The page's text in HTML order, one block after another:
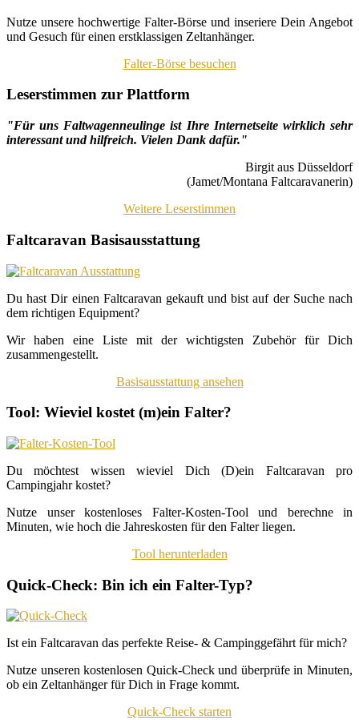
Nutze unsere hochwertige Falter-Börse und inseriere Dein Angebot
und Gesuch für einen erstklassigen Zeltanhänger.
Falter-Börse besuchen
Leserstimmen zur Plattform
"Für uns Faltwagenneulinge ist Ihre Internetseite wirklich sehr
interessant und hilfreich. Vielen Dank dafür."
Birgit aus Düsseldorf
(Jamet/Montana Faltcaravanerin)
Weitere Leserstimmen
Faltcaravan Basisausstattung
Du hast Dir einen Faltcaravan gekauft und bist auf der Suche nach
dem richtigen Equipment?
Wir haben eine Liste mit der wichtigsten Zubehör für Dich
zusammengestellt.
Basisausstattung ansehen
Tool: Wieviel kostet (m)ein Falter?
Du möchtest wissen wieviel Dich (D)ein Faltcaravan pro
Campingjahr kostet?
Nutze unser kostenloses Falter-Kosten-Tool und berechne in
Minuten, wie hoch die Jahreskosten für den Falter liegen.
Tool herunterladen
Quick-Check: Bin ich ein Falter-Typ?
Ist ein Faltcaravan das perfekte Reise- & Campinggefährt für mich?
Nutze unseren kostenlosen Quick-Check und überprüfe in Minuten,
ob ein Zeltanhänger für Dich in Frage kommt.
Quick-Check starten